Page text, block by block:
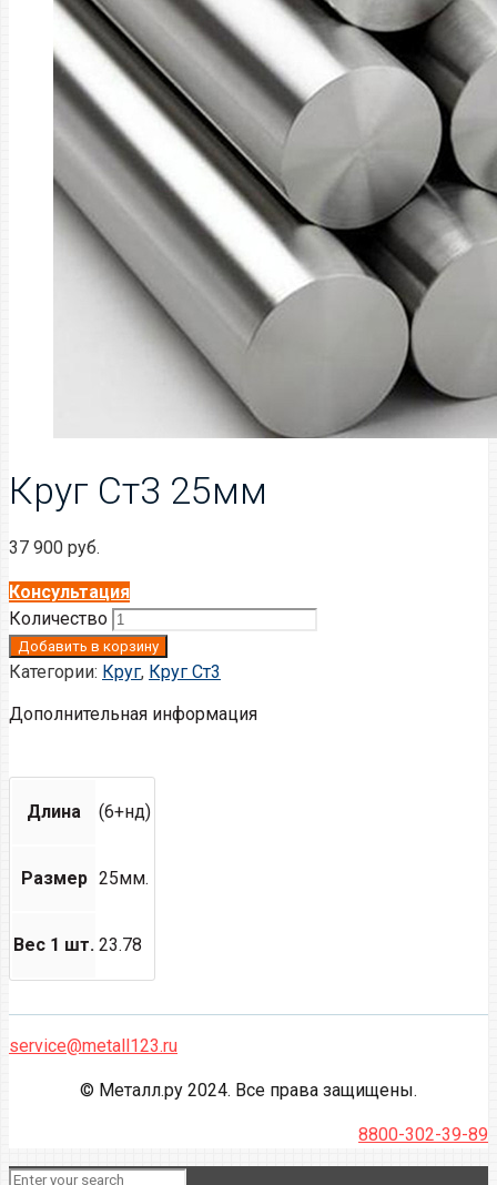
Круг Ст3 25мм
37 900 руб.
Консультация
Количество
Добавить в корзину
Категории: Круг, Круг Ст3
Дополнительная информация
Длина (6+нд)
Размер 25мм.
Вес 1 шт. 23.78
service@metall123.ru
© Металл.ру 2024. Все права защищены.
8800-302-39-89